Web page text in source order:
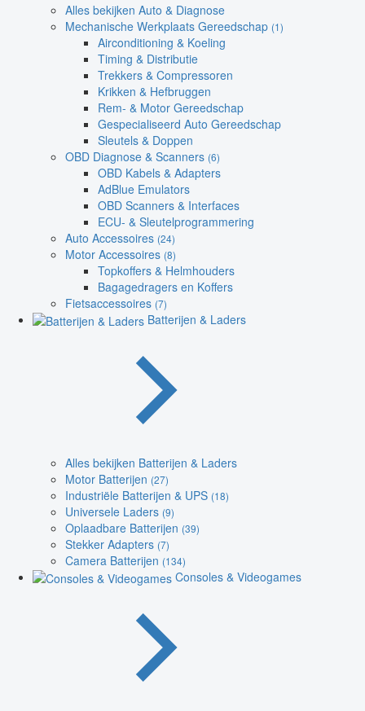
Alles bekijken Auto & Diagnose
Mechanische Werkplaats Gereedschap (1)
Airconditioning & Koeling
Timing & Distributie
Trekkers & Compressoren
Krikken & Hefbruggen
Rem- & Motor Gereedschap
Gespecialiseerd Auto Gereedschap
Sleutels & Doppen
OBD Diagnose & Scanners (6)
OBD Kabels & Adapters
AdBlue Emulators
OBD Scanners & Interfaces
ECU- & Sleutelprogrammering
Auto Accessoires (24)
Motor Accessoires (8)
Topkoffers & Helmhouders
Bagagedragers en Koffers
Fietsaccessoires (7)
Batterijen & Laders
Alles bekijken Batterijen & Laders
Motor Batterijen (27)
Industriële Batterijen & UPS (18)
Universele Laders (9)
Oplaadbare Batterijen (39)
Stekker Adapters (7)
Camera Batterijen (134)
Consoles & Videogames